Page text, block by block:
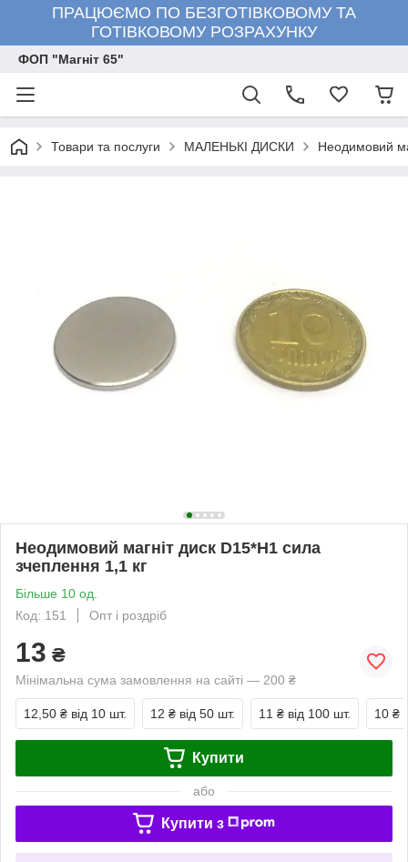
ПРАЦЮЄМО ПО БЕЗГОТІВКОВОМУ ТА
ГОТІВКОВОМУ РОЗРАХУНКУ
ФОП "Магніт 65"
Товари та послуги МАЛЕНЬКІ ДИСКИ Неодимовий
Неодимовий магніт диск D15*H1 сила
зчеплення 1,1 кг
Більше 10 од.
Код: 151
Опт і роздріб
13 ₴
Мінімальна сума замовлення на сайті — 200 ₴
12,50 ₴ від 10 шт. 12 ₴ від 50 шт. 11 ₴ від 100 шт. 10 ₴
Купити
або
Купити з